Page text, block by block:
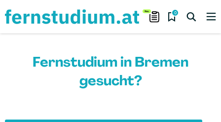
0
Fernstudium in Bremen
gesucht?